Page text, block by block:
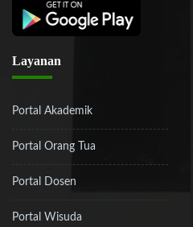
Layanan
Portal Akademik
Portal Orang Tua
Portal Dosen
Portal Wisuda